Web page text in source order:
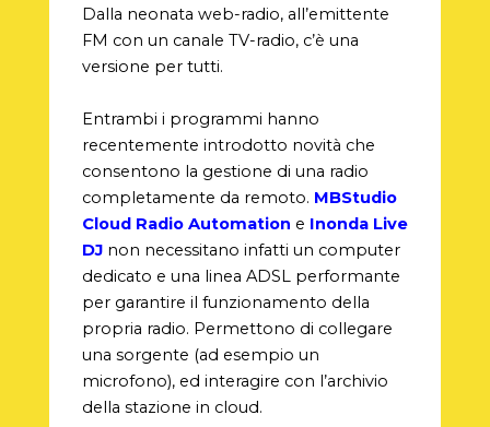
Dalla neonata web-radio, all’emittente
FM con un canale TV-radio, c’è una
versione per tutti.
Entrambi i programmi hanno
recentemente introdotto novità che
consentono la gestione di una radio
completamente da remoto. MBStudio
Cloud Radio Automation e Inonda Live
DJnon necessitano infatti un computer
dedicato e una linea ADSL performante
per garantire il funzionamento della
propria radio. Permettono di collegare
una sorgente (ad esempio un
microfono), ed interagire con l’archivio
della stazione in cloud.